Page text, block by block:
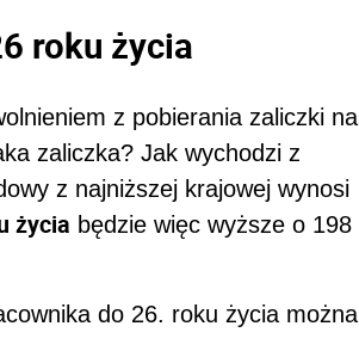
roku życia
z pobierania zaliczki na
zaliczka? Jak wychodzi z
z najniższej krajowej wynosi
życia będzie więc wyższe o 198
do 26. roku życia można